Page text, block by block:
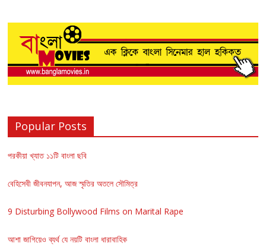
Popular Posts
পরকীয়া খ্যাত ১১টি বাংলা ছবি
বেহিসেবী জীবনযাপন, আজ স্মৃতির অতলে সৌমিত্র
9 Disturbing Bollywood Films on Marital Rape
আশা জাগিয়েও ব্যর্থ যে নয়টি বাংলা ধারাবাহিক